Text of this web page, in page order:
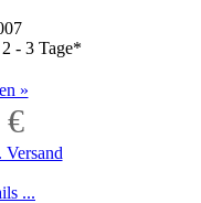
2 - 3 Tage*
»
€
Versand
...